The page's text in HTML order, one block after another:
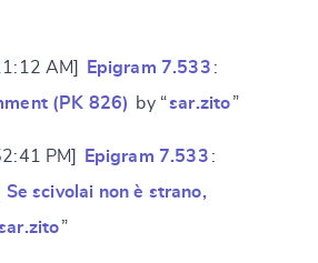
AM] Epigram 7.533 :
(PK 826) by “sar.zito”
PM] Epigram 7.533 :
Se scivolai non è strano,
”